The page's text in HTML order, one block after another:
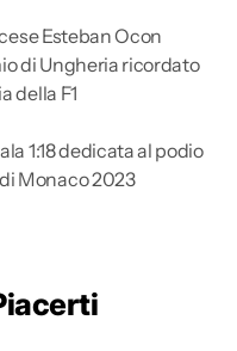
Esteban Ocon
di Ungheria ricordato
della F1
1:18 dedicata al podio
Monaco 2023